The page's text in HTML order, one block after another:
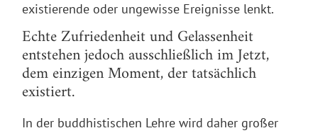
existierende oder ungewisse Ereignisse lenkt.
Echte Zufriedenheit und Gelassenheit
entstehen jedoch ausschließlich im Jetzt,
dem einzigen Moment, der tatsächlich
existiert.
In der buddhistischen Lehre wird daher großer